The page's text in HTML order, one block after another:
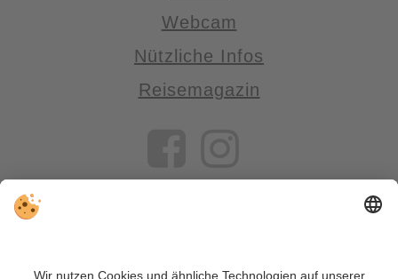
Webcam
Nützliche Infos
Reisemagazin